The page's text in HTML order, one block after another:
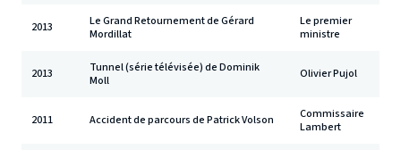
2013
Le Grand Retournement de Gérard
Mordillat
Le premier
ministre
2013
Tunnel (série télévisée) de Dominik
Moll
Olivier Pujol
2011 Accident de parcours de Patrick Volson
Commissaire
Lambert